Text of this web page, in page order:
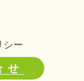
シー
せ